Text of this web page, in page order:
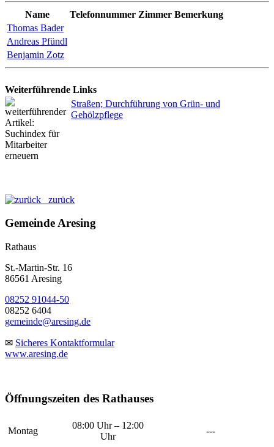
Name Telefonnummer Zimmer Bemerkung
Thomas Bader
Andreas Pfündl
Benjamin Zotz
Weiterführende Links
Straßen; Durchführung von Grün- und
Gehölzpflege
zurück
Gemeinde Aresing
Rathaus
St.-Martin-Str. 16
86561 Aresing
08252 91044-50
08252 6404
gemeinde@aresing.de
✉ Sicheres Kontaktformular
www.aresing.de
Öffnungszeiten des Rathauses
Montag
08:00 Uhr – 12:00
Uhr
---